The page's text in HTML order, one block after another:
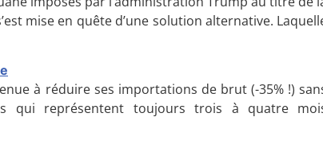
mise en quête d’une solution alternative.
à réduire ses importations de brut (-35% !)
qui représentent toujours trois à quatre